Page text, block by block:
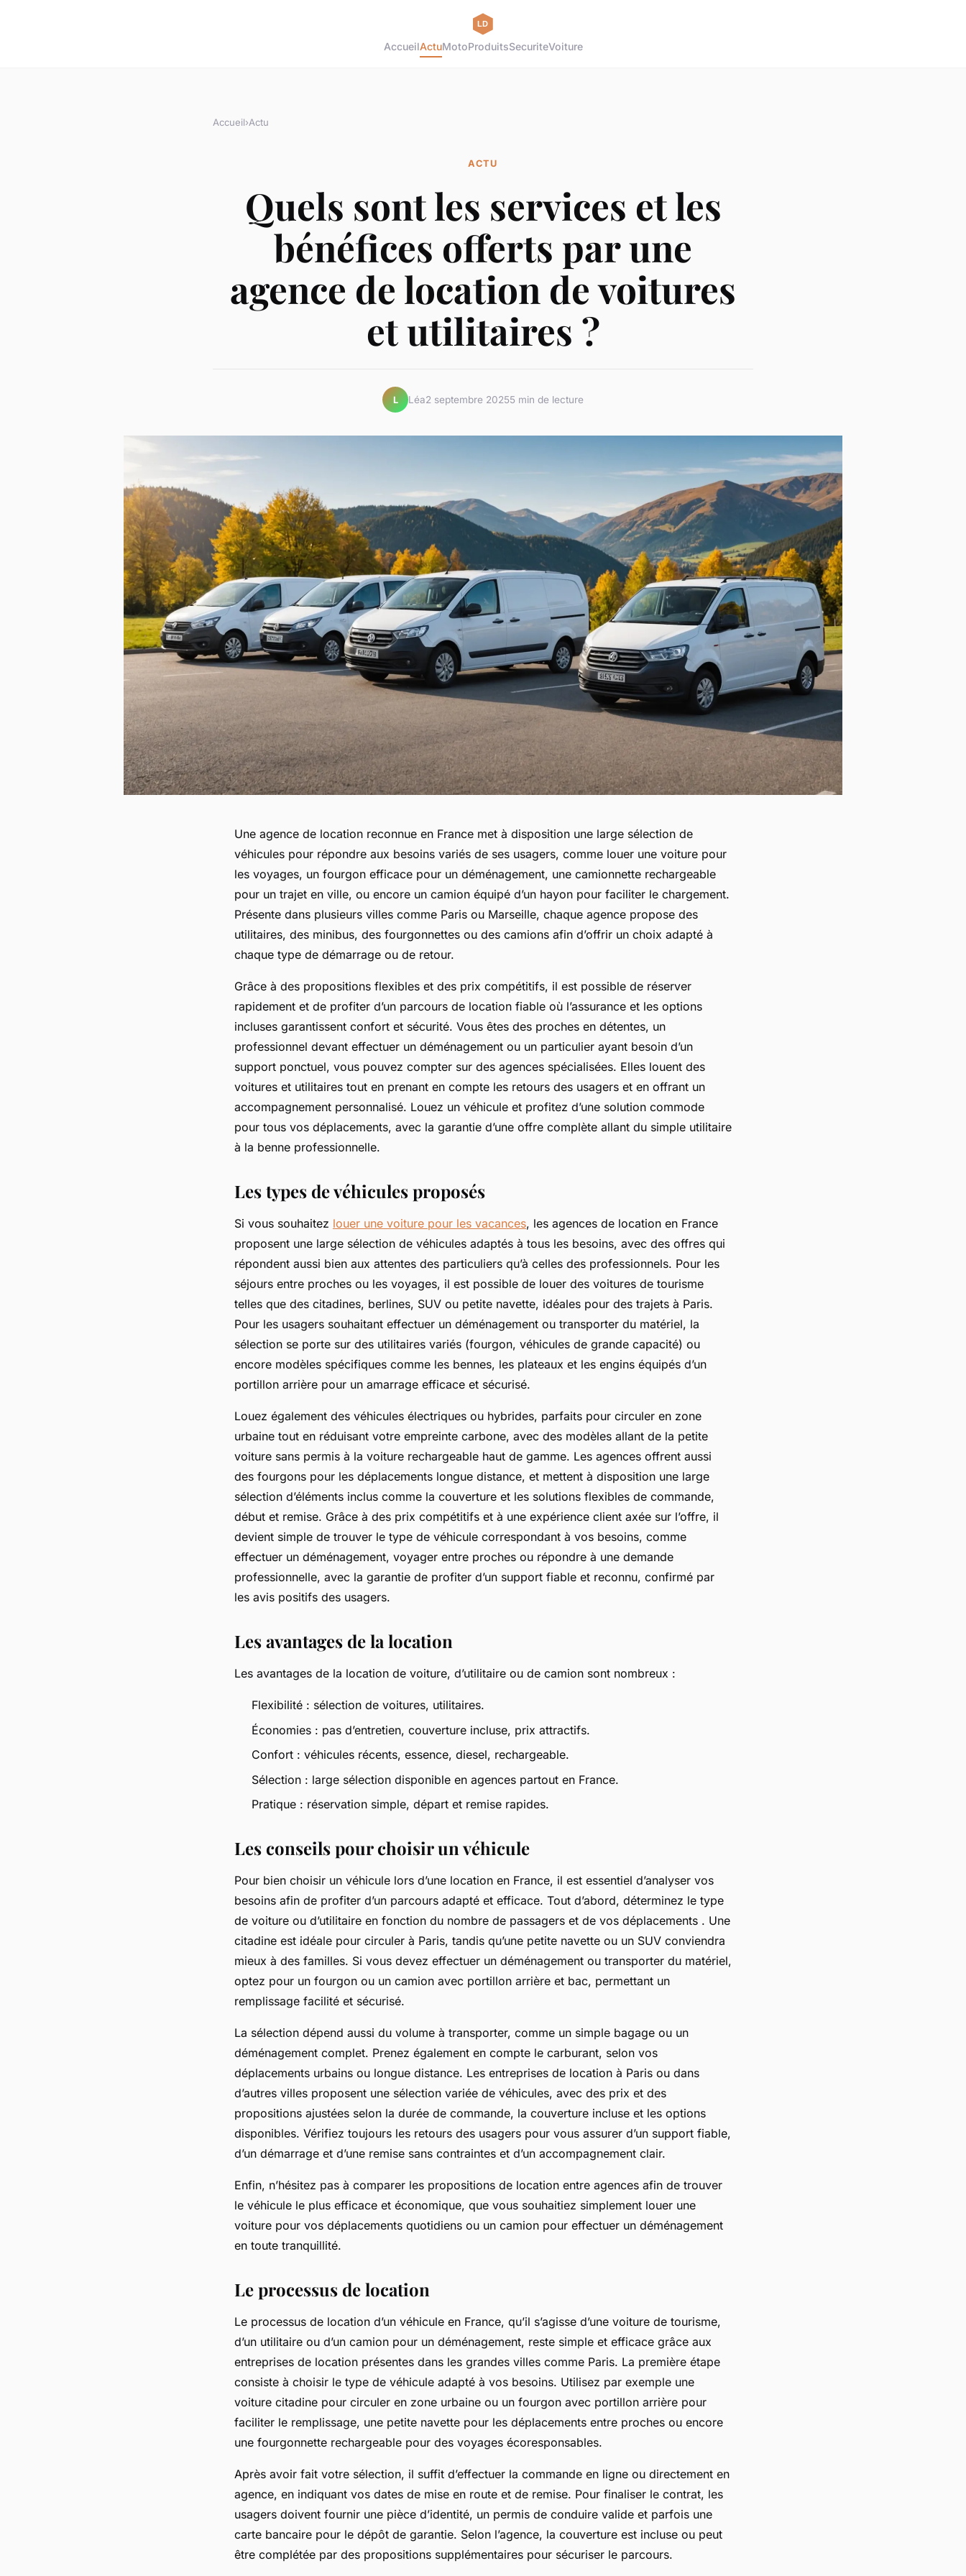
AccueilActuMotoProduitsSecuriteVoiture
Accueil›Actu
ACTU
Quels sont les services et les
bénéfices offerts par une
agence de location de voitures
et utilitaires ?
L Léa2 septembre 20255 min de lecture
Une agence de location reconnue en France met à disposition une large sélection de
véhicules pour répondre aux besoins variés de ses usagers, comme louer une voiture pour
les voyages, un fourgon efficace pour un déménagement, une camionnette rechargeable
pour un trajet en ville, ou encore un camion équipé d’un hayon pour faciliter le chargement.
Présente dans plusieurs villes comme Paris ou Marseille, chaque agence propose des
utilitaires, des minibus, des fourgonnettes ou des camions afin d’offrir un choix adapté à
chaque type de démarrage ou de retour.
Grâce à des propositions flexibles et des prix compétitifs, il est possible de réserver
rapidement et de profiter d’un parcours de location fiable où l’assurance et les options
incluses garantissent confort et sécurité. Vous êtes des proches en détentes, un
professionnel devant effectuer un déménagement ou un particulier ayant besoin d’un
support ponctuel, vous pouvez compter sur des agences spécialisées. Elles louent des
voitures et utilitaires tout en prenant en compte les retours des usagers et en offrant un
accompagnement personnalisé. Louez un véhicule et profitez d’une solution commode
pour tous vos déplacements, avec la garantie d’une offre complète allant du simple utilitaire
à la benne professionnelle.
Les types de véhicules proposés
Si vous souhaitez louer une voiture pour les vacances, les agences de location en France
proposent une large sélection de véhicules adaptés à tous les besoins, avec des offres qui
répondent aussi bien aux attentes des particuliers qu’à celles des professionnels. Pour les
séjours entre proches ou les voyages, il est possible de louer des voitures de tourisme
telles que des citadines, berlines, SUV ou petite navette, idéales pour des trajets à Paris.
Pour les usagers souhaitant effectuer un déménagement ou transporter du matériel, la
sélection se porte sur des utilitaires variés (fourgon, véhicules de grande capacité) ou
encore modèles spécifiques comme les bennes, les plateaux et les engins équipés d’un
portillon arrière pour un amarrage efficace et sécurisé.
Louez également des véhicules électriques ou hybrides, parfaits pour circuler en zone
urbaine tout en réduisant votre empreinte carbone, avec des modèles allant de la petite
voiture sans permis à la voiture rechargeable haut de gamme. Les agences offrent aussi
des fourgons pour les déplacements longue distance, et mettent à disposition une large
sélection d’éléments inclus comme la couverture et les solutions flexibles de commande,
début et remise. Grâce à des prix compétitifs et à une expérience client axée sur l’offre, il
devient simple de trouver le type de véhicule correspondant à vos besoins, comme
effectuer un déménagement, voyager entre proches ou répondre à une demande
professionnelle, avec la garantie de profiter d’un support fiable et reconnu, confirmé par
les avis positifs des usagers.
Les avantages de la location
Les avantages de la location de voiture, d’utilitaire ou de camion sont nombreux :
Flexibilité : sélection de voitures, utilitaires.
Économies : pas d’entretien, couverture incluse, prix attractifs.
Confort : véhicules récents, essence, diesel, rechargeable.
Sélection : large sélection disponible en agences partout en France.
Pratique : réservation simple, départ et remise rapides.
Les conseils pour choisir un véhicule
Pour bien choisir un véhicule lors d’une location en France, il est essentiel d’analyser vos
besoins afin de profiter d’un parcours adapté et efficace. Tout d’abord, déterminez le type
de voiture ou d’utilitaire en fonction du nombre de passagers et de vos déplacements . Une
citadine est idéale pour circuler à Paris, tandis qu’une petite navette ou un SUV conviendra
mieux à des familles. Si vous devez effectuer un déménagement ou transporter du matériel,
optez pour un fourgon ou un camion avec portillon arrière et bac, permettant un
remplissage facilité et sécurisé.
La sélection dépend aussi du volume à transporter, comme un simple bagage ou un
déménagement complet. Prenez également en compte le carburant, selon vos
déplacements urbains ou longue distance. Les entreprises de location à Paris ou dans
d’autres villes proposent une sélection variée de véhicules, avec des prix et des
propositions ajustées selon la durée de commande, la couverture incluse et les options
disponibles. Vérifiez toujours les retours des usagers pour vous assurer d’un support fiable,
d’un démarrage et d’une remise sans contraintes et d’un accompagnement clair.
Enfin, n’hésitez pas à comparer les propositions de location entre agences afin de trouver
le véhicule le plus efficace et économique, que vous souhaitiez simplement louer une
voiture pour vos déplacements quotidiens ou un camion pour effectuer un déménagement
en toute tranquillité.
Le processus de location
Le processus de location d’un véhicule en France, qu’il s’agisse d’une voiture de tourisme,
d’un utilitaire ou d’un camion pour un déménagement, reste simple et efficace grâce aux
entreprises de location présentes dans les grandes villes comme Paris. La première étape
consiste à choisir le type de véhicule adapté à vos besoins. Utilisez par exemple une
voiture citadine pour circuler en zone urbaine ou un fourgon avec portillon arrière pour
faciliter le remplissage, une petite navette pour les déplacements entre proches ou encore
une fourgonnette rechargeable pour des voyages écoresponsables.
Après avoir fait votre sélection, il suffit d’effectuer la commande en ligne ou directement en
agence, en indiquant vos dates de mise en route et de remise. Pour finaliser le contrat, les
usagers doivent fournir une pièce d’identité, un permis de conduire valide et parfois une
carte bancaire pour le dépôt de garantie. Selon l’agence, la couverture est incluse ou peut
être complétée par des propositions supplémentaires pour sécuriser le parcours.